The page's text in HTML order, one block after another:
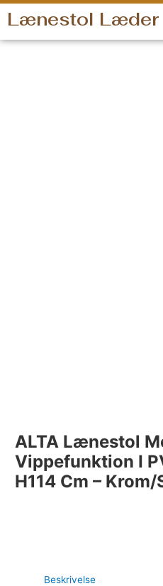
Gå
indholdet
Lænestol Læder
ALTA Lænestol
Vippefunktion I
H114 Cm –
Beskrivelse